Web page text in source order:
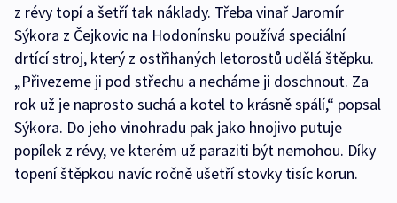
z révy topí a šetří tak náklady. Třeba vinař Jaromír
Sýkora z Čejkovic na Hodonínsku používá speciální
drtící stroj, který z ostřihaných letorostů udělá štěpku.
„Přivezeme ji pod střechu a necháme ji doschnout. Za
rok už je naprosto suchá a kotel to krásně spálí,“ popsal
Sýkora. Do jeho vinohradu pak jako hnojivo putuje
popílek z révy, ve kterém už paraziti být nemohou. Díky
topení štěpkou navíc ročně ušetří stovky tisíc korun.